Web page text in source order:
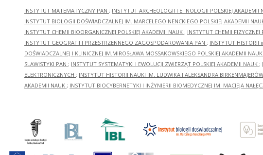
INSTYTUT MATEMATYCZNY PAN ; INSTYTUT ARCHEOLOGII I ETNOLOGII POLSKIEJ AKADEMII
INSTYTUT BIOLOGII DOŚWIADCZALNEJ IM. MARCELEGO NENCKIEGO POLSKIEJ AKADEMII
INSTYTUT CHEMII BIOORGANICZNEJ POLSKIEJ AKADEMII NAUK ; INSTYTUT CHEMII FIZYCZNEJ
INSTYTUT GEOGRAFII I PRZESTRZENNEGO ZAGOSPODAROWANIA PAN ; INSTYTUT HISTORII
DOŚWIADCZALNEJ I KLINICZNEJ IM.MIROSŁAWA MOSSAKOWSKIEGO POLSKIEJ AKADEMII NAUK
SLAWISTYKI PAN ; INSTYTUT SYSTEMATYKI I EWOLUCJI ZWIERZĄT POLSKIEJ AKADEMII NAUK ;
ELEKTRONICZNYCH ; INSTYTUT HISTORII NAUKI IM. LUDWIKA I ALEKSANDRA
AKADEMII NAUK ; INSTYTUT BIOCYBERNETYKI I INŻYNIERII BIOMEDYCZNEJ IM. MACIEJA